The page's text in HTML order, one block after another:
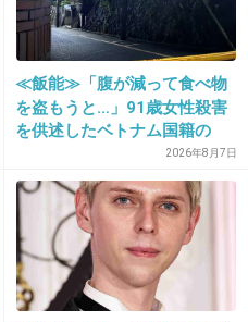
けど仲良い5人だけ
+0 -0
ないわ
+9
≪飯能≫「腹が減って食べ物
を盗もうと…」91歳女性殺害
を供述したベトナム国籍の
男、在留資格なし…奪った車
で“3台追突”の逃走劇
2026年8月7日